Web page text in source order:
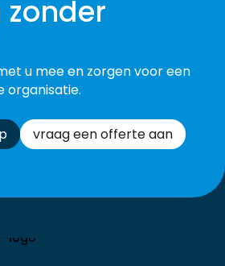
u mee en zorgen voor een
organisatie.
vraag een offerte aan